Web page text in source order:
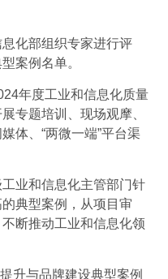
息化部组织专家进行评
案例名单。
年度工业和信息化质量
专题培训、现场观摩、
体、“两微一端”平台渠
工业和信息化主管部门针
典型案例，从项目审
断推动工业和信息化领
升与品牌建设典型案例